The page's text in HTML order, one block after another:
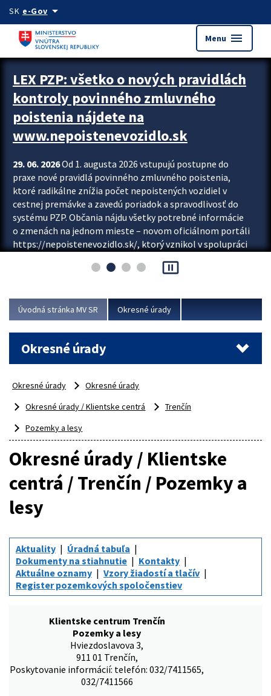
Preskocit na hlavný obsah
SK e-Govarrow_drop_down
Menu menu
Zastavit automatický posun upútavok
LEX PZP: všetko o nových pravidlách
kontroly povinného zmluvného
poistenia nájdete na
www.nepoistenevozidlo.sk
29. 06. 2026Od 1. augusta 2026 vstupujú postupne do
praxe nové pravidlá povinného zmluvného poistenia,
ktoré radikálne znížia počet nepoistených vozidiel v
cestnej premávke a zavedú poriadok a spravodlivosť do
systému PZP. Občania nájdu všetky potrebné informácie
o zmenách na jednom mieste – novom oficiálnom portáli
https://nepoistenevozidlo.sk/, ktorý vznikol v spolupráci
asociácie poisťovní (SLASPO) a Ministerstva vnútra SR.
Viac
pause_presentation
Úvodná stránka MV SR Okresné úrady
Okresné úrady
Okresné úrady
Okresné úrady
Okresné úrady / Klientske centrá
Trenčín
Pozemky a lesy
Okresné úrady / Klientske
centrá / Trenčín / Pozemky a
lesy
Aktuality
Úradná tabuľa
Dokumenty na stiahnutie
Kontakty
Aktuálne oznamy
Vzory žiadostí a tlačív
Register pozemkových spoločenstiev
Klientske centrum Trenčín
Pozemky a lesy
Hviezdoslavova 3,
911 01 Trenčín,
Poskytovanie informácií: telefón: 032/7411565,
032/7411566